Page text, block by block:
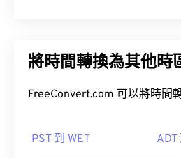
將時間轉換為其他時
FreeConvert.com 可以將時間
PST 到 WET ADT